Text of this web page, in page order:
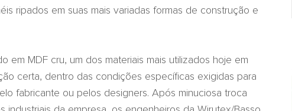
ripados em suas mais variadas formas de construção e
em MDF cru, um dos materiais mais utilizados hoje em
certa, dentro das condições específicas exigidas para
fabricante ou pelos designers. Após minuciosa troca